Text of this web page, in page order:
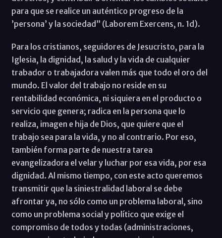
para que se realice un auténtico progreso de la
’persona’ y la sociedad” (Laborem Exercens, n. 1d).
Para los cristianos, seguidores de Jesucristo, para la
Iglesia, la dignidad, la salud y la vida de cualquier
trabador o trabajadora valen más que todo el oro del
mundo. El valor del trabajo no reside en su
rentabilidad económica, ni siquiera en el producto o
servicio que genera; radica en la persona que lo
realiza, imagen e hija de Dios, que quiere que el
trabajo sea para la vida, y no al contrario. Por eso,
también forma parte de nuestra tarea
evangelizadora el velar y luchar por esa vida, por esa
dignidad. Al mismo tiempo, con este acto queremos
transmitir que la siniestralidad laboral se debe
afrontar ya, no sólo como un problema laboral, sino
como un problema social y político que exige el
compromiso de todos y todas (administraciones,